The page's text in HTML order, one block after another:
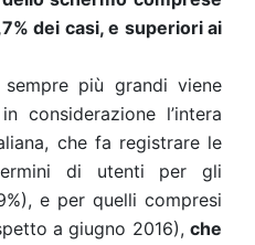
dei casi, e superiori ai
più grandi viene
considerazione l’intera
che fa registrare le
di utenti per gli
e per quelli compresi
a giugno 2016), che